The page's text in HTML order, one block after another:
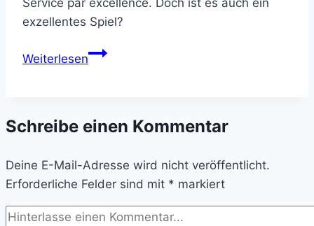
exzellentes Spiel?
WeiterlesenThimbleweed
Schreibe einen Kommentar
Deine E-Mail-Adresse wird nicht veröffentlicht.
Erforderliche Felder sind mit * markiert